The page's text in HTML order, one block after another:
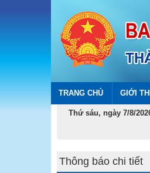
TRANG CHỦ GIỚI
Thứ sáu, ngày 7/8/
Thông báo chi tiết